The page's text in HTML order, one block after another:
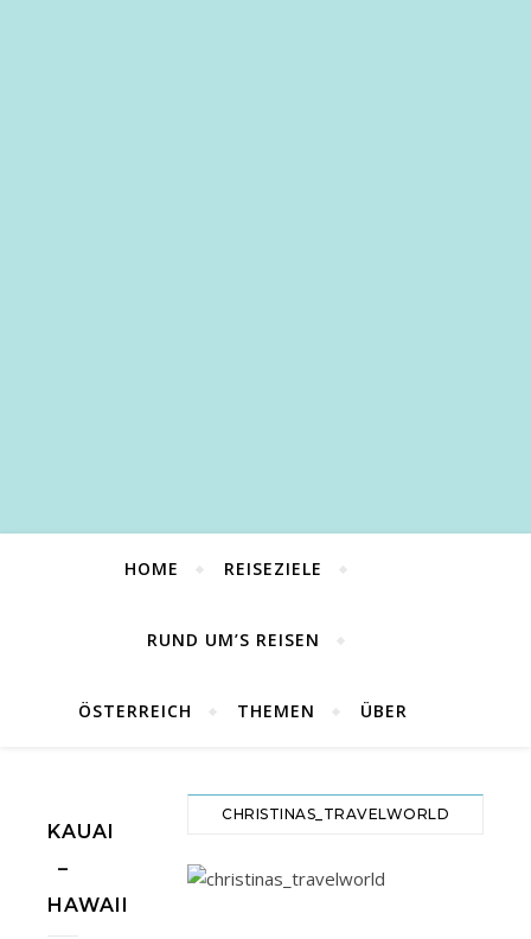
HOME REISEZIELE
RUND UM’S REISEN
ÖSTERREICH THEMEN ÜBER
KAUAI
–
HAWAII
CHRISTINAS_TRAVELWORLD